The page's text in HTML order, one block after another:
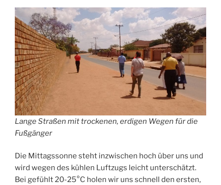
Lange Straßen mit trockenen, erdigen Wegen für die
Fußgänger
Die Mittagssonne steht inzwischen hoch über uns und
wird wegen des kühlen Luftzugs leicht unterschätzt.
Bei gefühlt 20-25°C holen wir uns schnell den ersten,